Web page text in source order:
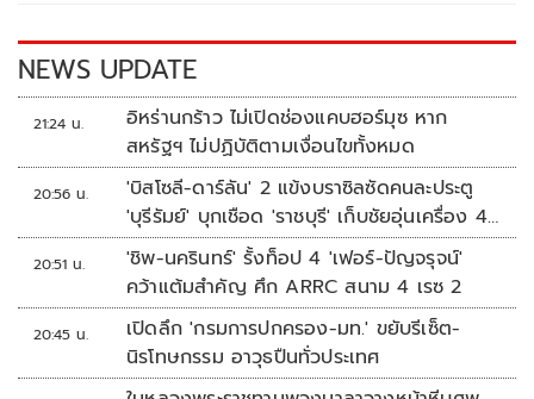
k k
NEWS UPDATE
21:24 น.
อิหร่านกร้าว ไม่เปิดช่องแคบฮอร์มุซ หาก
สหรัฐฯ ไม่ปฏิบัติตามเงื่อนไขทั้งหมด
20:56 น.
'บิสโซลี-ดาร์ลัน' 2 แข้งบราซิลซัดคนละประตู
'บุรีรัมย์' บุกเชือด 'ราชบุรี' เก็บชัยอุ่นเครื่อง 4
นัดรวด
20:51 น.
'ชิพ-นครินทร์' รั้งท็อป 4 'เฟอร์-ปัญจรุจน์'
คว้าแต้มสำคัญ ศึก ARRC สนาม 4 เรซ 2
20:45 น.
เปิดลึก 'กรมการปกครอง-มท.' ขยับรีเซ็ต-
นิรโทษกรรม อาวุธปืนทั่วประเทศ